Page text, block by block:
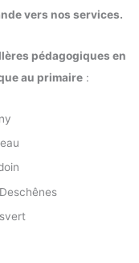
vers nos services.
pédagogiques en
au primaire :